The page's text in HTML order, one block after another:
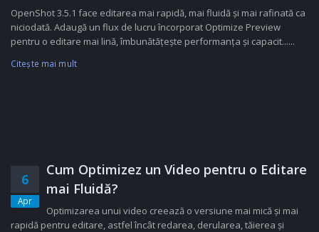
OpenShot 3.5.1 face editarea mai rapidă, mai fluidă și mai rafinată ca
niciodată. Adaugă un flux de lucru încorporat Optimize Preview
pentru o editare mai lină, îmbunătățește performanța și capacit......
Citeşte mai mult
6
Apr
Cum Optimizez un Video pentru o Editare
mai Fluidă?
Optimizarea unui video creează o versiune mai mică și mai
rapidă pentru editare, astfel încât redarea, derularea, tăierea și